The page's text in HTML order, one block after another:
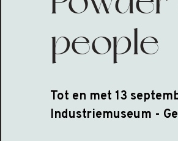
people
Tot en met 13
Industriemuseum -